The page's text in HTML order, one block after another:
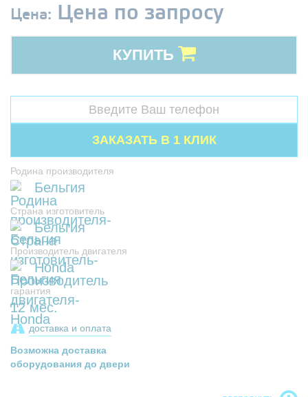
Цена: Цена по запросу
КУПИТЬ
Родина производителя
Бельгия
Страна изготовитель
Бельгия
Производитель двигателя
Honda
гарантия
12 мес.
доставка и оплата
Возможна доставка
оборудования до двери